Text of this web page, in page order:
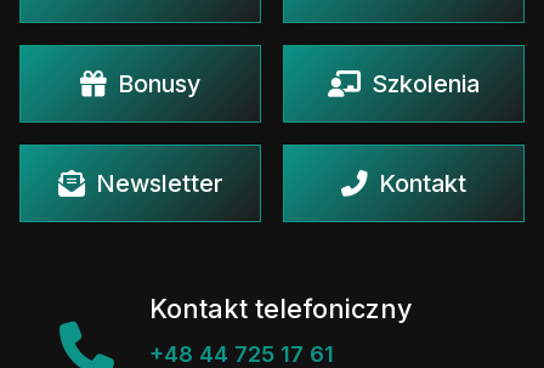
Bonusy Szkolenia
Newsletter Kontakt
Kontakt telefoniczny
+48 44 725 17 61